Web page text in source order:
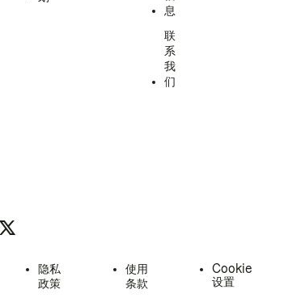
息
联
系
我
们
隐私
政策
使用
条款
Cookie
设置